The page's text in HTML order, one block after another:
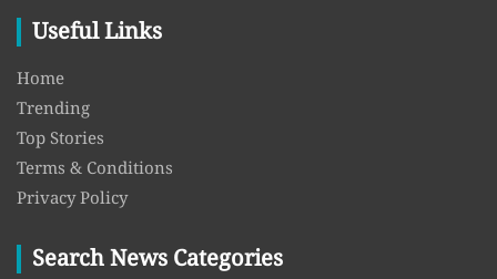
Useful Links
Home
Trending
Top Stories
Terms & Conditions
Privacy Policy
Search News Categories